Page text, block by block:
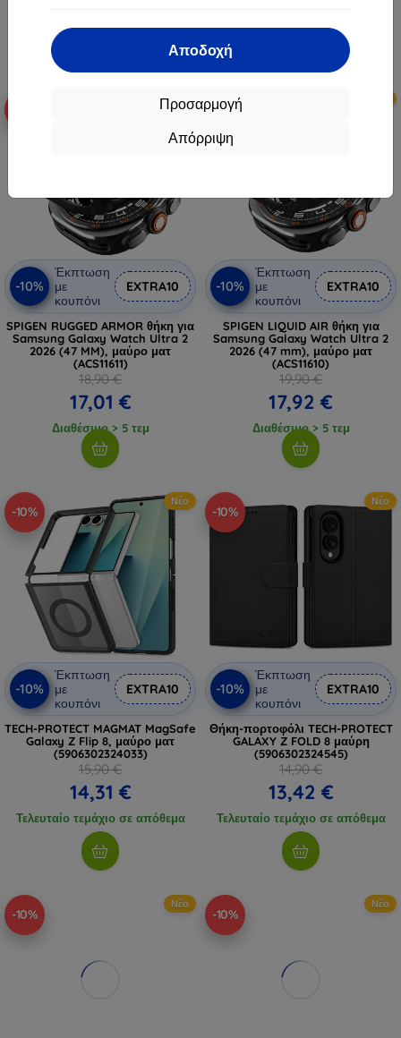
Αποδοχή
Προσαρμογή
Απόρριψη
-10%
Έκπτωση
με
κουπόνι
EXTRA10
SPIGEN RUGGED ARMOR θήκη για
Samsung Galaxy Watch Ultra 2
2026 (47 MM), μαύρο ματ
(ACS11611)
18,90 €
17,01 €
Διαθέσιμο > 5 τεμ
-10%
-10%
Έκπτωση
με
κουπόνι
EXTRA10
SPIGEN LIQUID AIR θήκη για
Samsung Galaxy Watch Ultra 2
2026 (47 mm), μαύρο ματ
(ACS11610)
19,90 €
17,92 €
Διαθέσιμο > 5 τεμ
-10%
Νέο
-10%
Έκπτωση
με
κουπόνι
EXTRA10
TECH-PROTECT MAGMAT MagSafe
Galaxy Z Flip 8, μαύρο ματ
(5906302324033)
15,90 €
14,31 €
Τελευταίο τεμάχιο σε απόθεμα
-10%
Νέο
-10%
Έκπτωση
με
κουπόνι
EXTRA10
Θήκη-πορτοφόλι TECH-PROTECT
GALAXY Z FOLD 8 μαύρη
(5906302324545)
14,90 €
13,42 €
Τελευταίο τεμάχιο σε απόθεμα
-10%
Νέο
-10%
Νέο